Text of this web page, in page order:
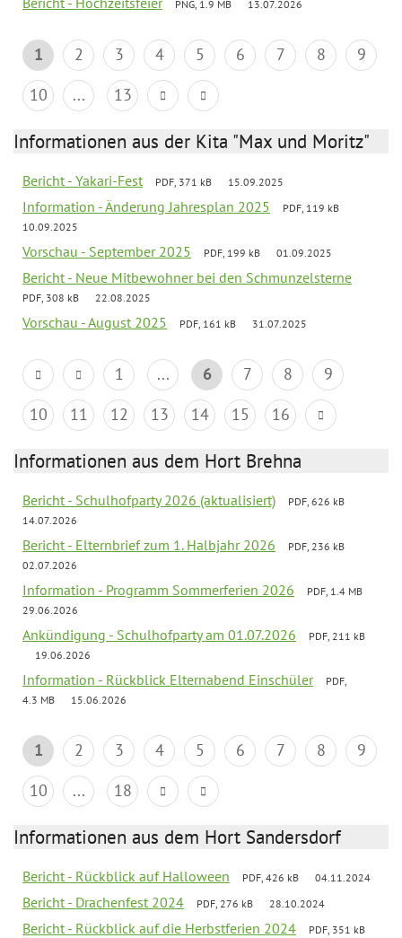
PNG, 1.9 MB 13.07.2026
1 2 3 4 5 6 7 8
9
10
... 13
Informationen aus der Kita "Max und Moritz"
Bericht - Yakari-Fest PDF, 371 kB 15.09.2025
Information - Änderung Jahresplan 2025
PDF, 119 kB
10.09.2025
Vorschau - September 2025 PDF, 199 kB 01.09.2025
Bericht - Neue Mitbewohner bei den Schmunzelsterne
PDF, 308 kB 22.08.2025
Vorschau - August 2025 PDF, 161 kB 31.07.2025
1 ... 6 7 8
9
10
11 12 13 14 15 16
Informationen aus dem Hort Brehna
Bericht - Schulhofparty 2026 (aktualisiert)
PDF, 626 kB
14.07.2026
Bericht - Elternbrief zum 1. Halbjahr 2026
PDF, 236 kB
02.07.2026
Information - Programm Sommerferien 2026
PDF, 1.4 MB
29.06.2026
Ankündigung - Schulhofparty am 01.07.2026
PDF, 211 kB
19.06.2026
Information - Rückblick Elternabend Einschüler
PDF,
4.3 MB
15.06.2026
1 2 3 4 5 6 7 8
9
10
... 18
Informationen aus dem Hort Sandersdorf
Bericht - Rückblick auf Halloween PDF, 426 kB 04.11.2024
Bericht - Drachenfest 2024 PDF, 276 kB 28.10.2024
Bericht - Rückblick auf die Herbstferien 2024
PDF, 351 kB